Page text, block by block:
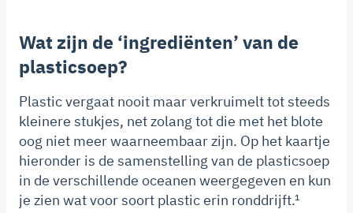
Wat zijn de ‘ingrediënten’ van de
plasticsoep?
Plastic vergaat nooit maar verkruimelt tot steeds
kleinere stukjes, net zolang tot die met het blote
oog niet meer waarneembaar zijn. Op het kaartje
hieronder is de samenstelling van de plasticsoep
in de verschillende oceanen weergegeven en kun
je zien wat voor soort plastic erin ronddrijft.¹